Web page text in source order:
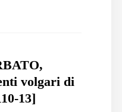
volgari di
13]